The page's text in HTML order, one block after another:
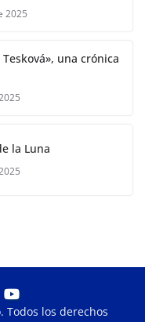
2025
una crónica
la Luna
. Todos los derechos